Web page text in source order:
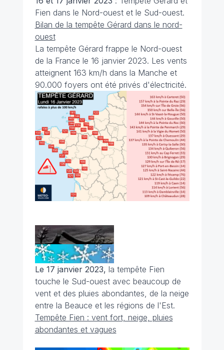
Fien dans le Nord-ouest et le Sud-ouest.
Bilan de la tempête Gérard dans le nord-
ouest
La tempête Gérard frappe le Nord-ouest
de la France le 16 janvier 2023. Les vents
atteignent 163 km/h dans la Manche et
90.000 foyers ont été privés d'électricité.
Le 17 janvier 2023, la tempête Fien
touche le Sud-ouest avec beaucoup de
vent et des pluies abondantes, de la neige
entre la Beauce et les régions de l'Est.
Tempête Fien : vent fort, neige, pluies
abondantes et vagues